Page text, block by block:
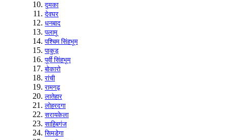
दुमका
देवघर
धनबाद
पलामू
पश्चिम सिंहभूम
पाकुड़
पूर्वी सिंहभूम
बोकारो
रांची
रामगढ़
लातेहार
लोहरदगा
सरायकेला
साहिबगंज
सिमडेगा